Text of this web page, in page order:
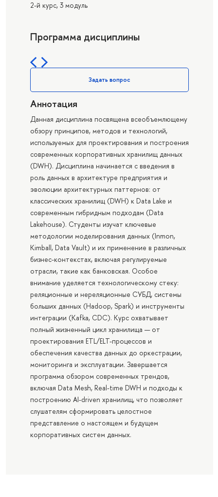
2-й курс, 3 модуль
Программа дисциплины
Задать вопрос
Аннотация
Данная дисциплина посвящена всеобъемлющему
обзору принципов, методов и технологий,
используемых для проектирования и построения
современных корпоративных хранилищ данных
(DWH). Дисциплина начинается с введения в
роль данных в архитектуре предприятия и
эволюции архитектурных паттернов: от
классических хранилищ (DWH) к Data Lake и
современным гибридным подходам (Data
Lakehouse). Студенты изучат ключевые
методологии моделирования данных (Inmon,
Kimball, Data Vault) и их применение в различных
бизнес-контекстах, включая регулируемые
отрасли, такие как банковская. Особое
внимание уделяется технологическому стеку:
реляционные и нереляционные СУБД, системы
больших данных (Hadoop, Spark) и инструменты
интеграции (Kafka, CDC). Курс охватывает
полный жизненный цикл хранилища — от
проектирования ETL/ELT-процессов и
обеспечения качества данных до оркестрации,
мониторинга и эксплуатации. Завершается
программа обзором современных трендов,
включая Data Mesh, Real-time DWH и подходы к
построению AI-driven хранилищ, что позволяет
слушателям сформировать целостное
представление о настоящем и будущем
корпоративных систем данных.